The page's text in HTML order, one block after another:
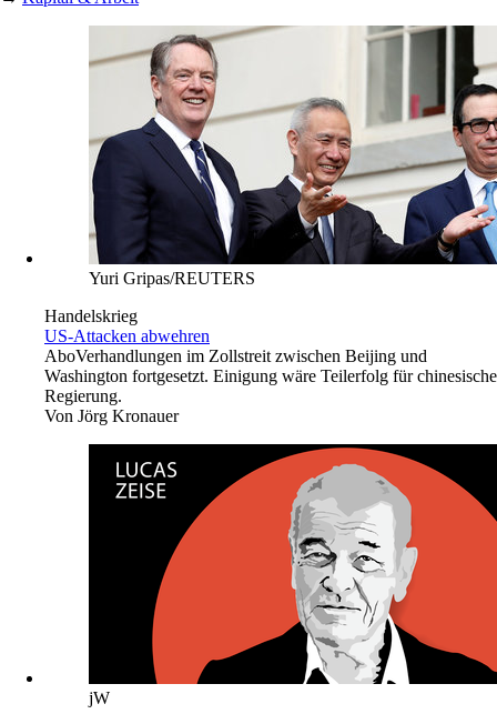
Yuri Gripas/REUTERS
Handelskrieg
US-Attacken abwehren
AboVerhandlungen im Zollstreit zwischen Beijing und
Washington fortgesetzt. Einigung wäre Teilerfolg für chinesische
Regierung.
Von Jörg Kronauer
jW